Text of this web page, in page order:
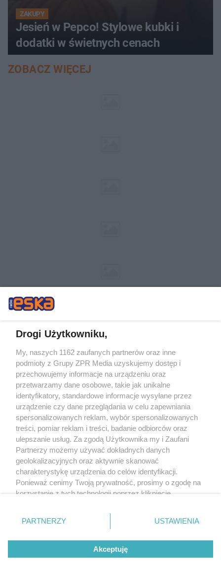
ZAKUPY
Jesień w Pepco! Stylowe kubki i
dodatki w świetnych cenach
ZOBACZ WIĘCEJ
Żaden utwór zamieszczony w serwisie nie może być powielany i
rozpowszechniany lub dalej rozpowszechniany w jakikolwiek sposób (w
tym także elektroniczny lub mechaniczny) na jakimkolwiek polu
eksploatacji w jakiejkolwiek formie, włącznie z umieszczaniem w Internecie
bez pisemnej zgody właściciela praw. Jakiekolwiek użycie lub
wykorzystanie utworów w całości lub w części z naruszeniem prawa, tzn.
bez właściwej zgody, jest zabronione pod groźbą kary i może być ścigane
prawnie.
O nas
Drogi Użytkowniku,
My, naszych 1162 zaufanych partnerów oraz inne
podmioty z Grupy ZPR Media uzyskujemy dostęp i
przechowujemy informacje na urządzeniu oraz
przetwarzamy dane osobowe, takie jak unikalne
identyfikatory, standardowe informacje wysyłane przez
urządzenie czy dane przeglądania w celu zapewniania
spersonalizowanych reklam, wybór spersonalizowanych
treści, pomiar reklam i treści, badanie odbiorców oraz
ulepszanie usług. Za zgodą Użytkownika my i Zaufani
Partnerzy możemy używać dokładnych danych
geolokalizacyjnych oraz aktywnie skanować
charakterystykę urządzenia do celów identyfikacji.
Ponieważ cenimy Twoją prywatność, prosimy o zgodę na
korzystanie z tych technologii poprzez kliknięcie
zmienić/wycofać klikając przycisk ustawień prywatności
znajdujący się w lewym dolnym rogu strony
rodzaje przetwarzania danych nie wymagają zgody
użytkownika, ale masz prawo sprzeciwić się takiemu
przetwarzaniu. Preferencje będą miały zastosowanie tylko
PARTNERZY USTAWIENIA
Akceptuję